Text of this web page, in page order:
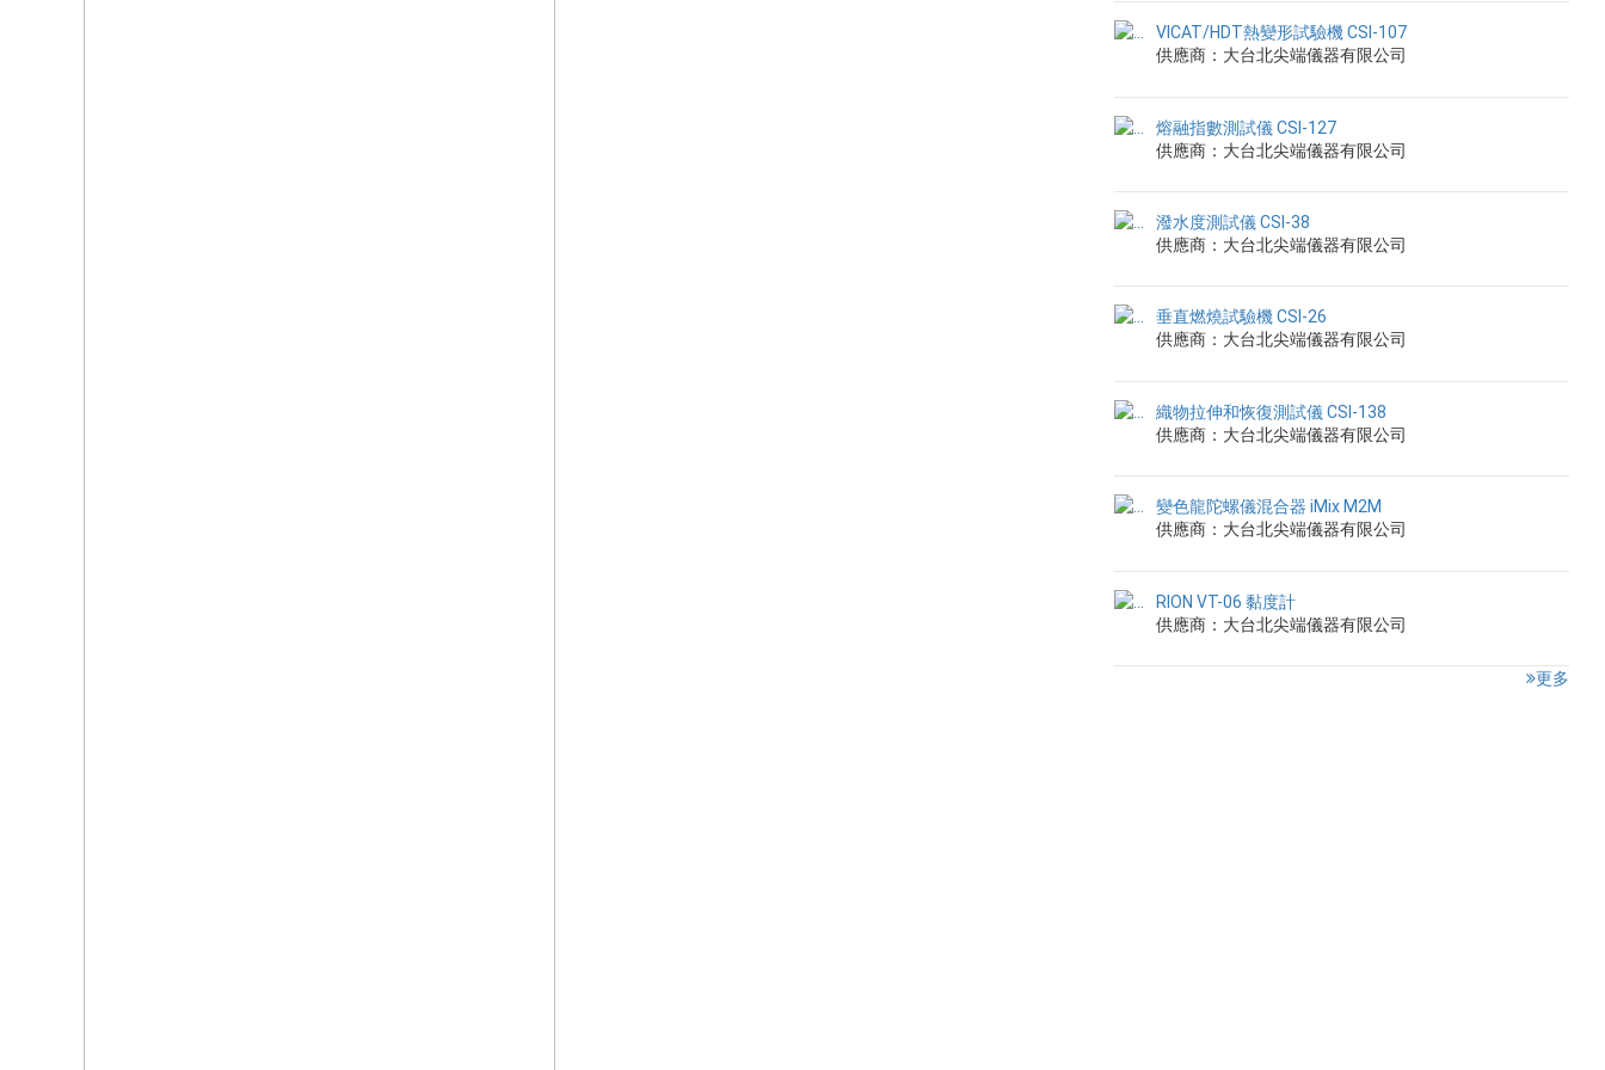
VICAT/HDT熱變形試驗機 CSI-107
供應商：大台北尖端儀器有限公司
熔融指數測試儀 CSI-127
供應商：大台北尖端儀器有限公司
潑水度測試儀 CSI-38
供應商：大台北尖端儀器有限公司
垂直燃燒試驗機 CSI-26
供應商：大台北尖端儀器有限公司
織物拉伸和恢復測試儀 CSI-138
供應商：大台北尖端儀器有限公司
變色龍陀螺儀混合器 iMix M2M
供應商：大台北尖端儀器有限公司
RION VT-06 黏度計
供應商：大台北尖端儀器有限公司
更多